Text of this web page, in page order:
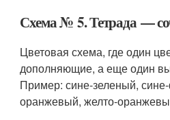
Схема № 5. Тетрада —
Цветовая схема, где один
дополняющие, а еще один
Пример: сине-зеленый,
оранжевый, желто-